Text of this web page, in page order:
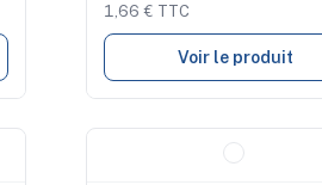
1,66 € TTC
Voir le produit